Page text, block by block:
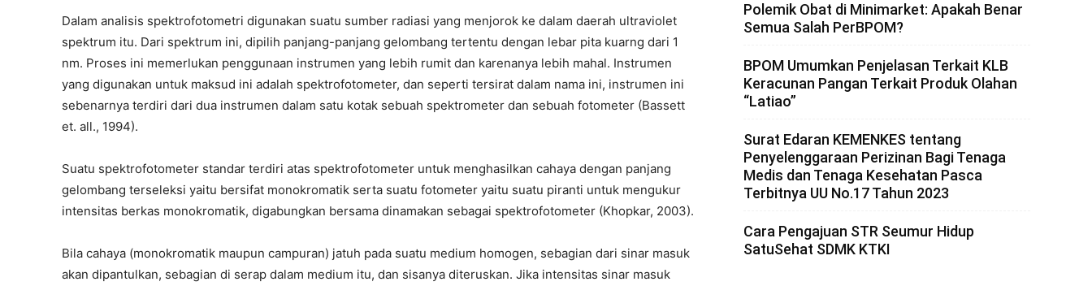
Dalam analisis spektrofotometri digunakan suatu sumber radiasi yang menjorok ke dalam daerah ultraviolet
spektrum itu. Dari spektrum ini, dipilih panjang-panjang gelombang tertentu dengan lebar pita kuarng dari 1
nm. Proses ini memerlukan penggunaan instrumen yang lebih rumit dan karenanya lebih mahal. Instrumen
yang digunakan untuk maksud ini adalah spektrofotometer, dan seperti tersirat dalam nama ini, instrumen ini
sebenarnya terdiri dari dua instrumen dalam satu kotak sebuah spektrometer dan sebuah fotometer (Bassett
et. all., 1994).
Suatu spektrofotometer standar terdiri atas spektrofotometer untuk menghasilkan cahaya dengan panjang
gelombang terseleksi yaitu bersifat monokromatik serta suatu fotometer yaitu suatu piranti untuk mengukur
intensitas berkas monokromatik, digabungkan bersama dinamakan sebagai spektrofotometer (Khopkar, 2003).
Bila cahaya (monokromatik maupun campuran) jatuh pada suatu medium homogen, sebagian dari sinar masuk
akan dipantulkan, sebagian di serap dalam medium itu, dan sisanya diteruskan. Jika intensitas sinar masuk
Polemik Obat di Minimarket: Apakah Benar
Semua Salah PerBPOM?
BPOM Umumkan Penjelasan Terkait KLB
Keracunan Pangan Terkait Produk Olahan
“Latiao”
Surat Edaran KEMENKES tentang
Penyelenggaraan Perizinan Bagi Tenaga
Medis dan Tenaga Kesehatan Pasca
Terbitnya UU No.17 Tahun 2023
Cara Pengajuan STR Seumur Hidup
SatuSehat SDMK KTKI